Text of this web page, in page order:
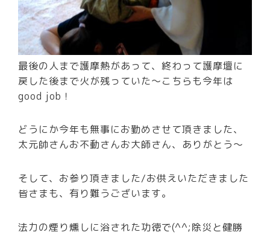
最後の人まで護摩熱があって、終わって護摩壇に
戻した後まで火が残っていた～こちらも今年は
good job！
どうにか今年も無事にお勤めさせて頂きました、
太元帥さんお不動さんお大師さん、ありがとう～
そして、お参り頂きました/お供えいただきました
皆さまも、有り難うございます。
法力の煙り燻しに浴された功徳で(^^;除災と健勝